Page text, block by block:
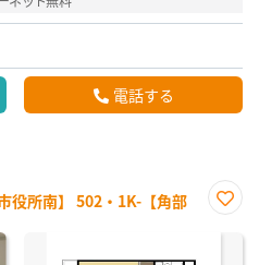
電話する
役所南】 502・1K-【角部
に入